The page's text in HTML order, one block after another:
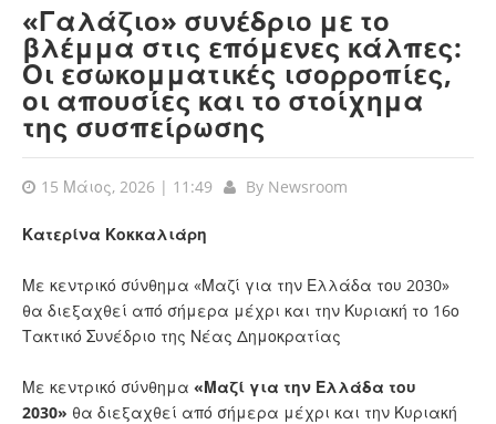
«Γαλάζιο» συνέδριο με το
βλέμμα στις επόμενες κάλπες:
Οι εσωκομματικές ισορροπίες,
οι απουσίες και το στοίχημα
της συσπείρωσης
15 Μάιος, 2026 | 11:49 By Newsroom
Κατερίνα Κοκκαλιάρη
Με κεντρικό σύνθημα «Μαζί για την Ελλάδα του 2030»
θα διεξαχθεί από σήμερα μέχρι και την Κυριακή το 16ο
Τακτικό Συνέδριο της Νέας Δημοκρατίας
Με κεντρικό σύνθημα «Μαζί για την Ελλάδα του
2030» θα διεξαχθεί από σήμερα μέχρι και την Κυριακή